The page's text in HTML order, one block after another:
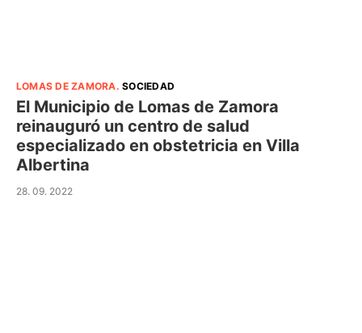
LOMAS DE ZAMORA.SOCIEDAD
El Municipio de Lomas de Zamora
reinauguró un centro de salud
especializado en obstetricia en Villa
Albertina
28. 09. 2022